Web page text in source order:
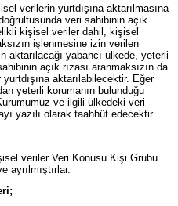
verilerin yurtdışına aktarılmasına
veri sahibinin açık
kişisel veriler dahil, kişisel
işlenmesine izin verilen
aktarılacağı yabancı ülkede, yeterli
açık rızası aranmaksızın da
aktarılabilecektir. Eğer
yeterli korumanın bulunduğu
ve ilgili ülkedeki veri
yazılı olarak taahhüt edecektir.
veriler Veri Konusu Kişi Grubu
ayrılmıştırlar.